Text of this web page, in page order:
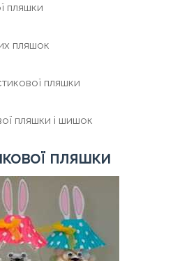
пляшки
пляшок
пляшки
пляшки і шишок
пляшки